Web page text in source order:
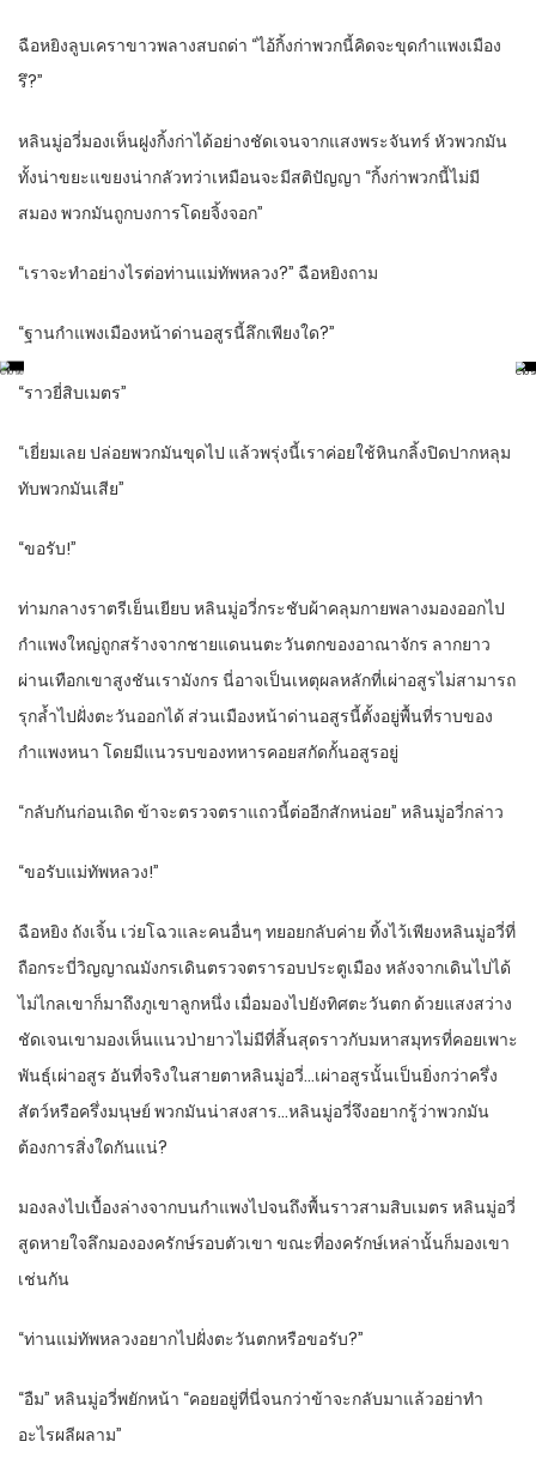
ฉือหยิงลูบเคราขาวพลางสบถด่า “ไอ้กิ้งก่าพวกนี้คิดจะขุดกำแพงเมือง
รึ?”
หลินมู่อวี่มองเห็นฝูงกิ้งก่าได้อย่างชัดเจนจากแสงพระจันทร์ หัวพวกมัน
ทั้งน่าขยะแขยงน่ากลัวทว่าเหมือนจะมีสติปัญญา “กิ้งก่าพวกนี้ไม่มี
สมอง พวกมันถูกบงการโดยจิ้งจอก”
“เราจะทำอย่างไรต่อท่านแม่ทัพหลวง?” ฉือหยิงถาม
“ฐานกำแพงเมืองหน้าด่านอสูรนี้ลึกเพียงใด?”
“ราวยี่สิบเมตร”
“เยี่ยมเลย ปล่อยพวกมันขุดไป แล้วพรุ่งนี้เราค่อยใช้หินกลิ้งปิดปากหลุม
ทับพวกมันเสีย”
“ขอรับ!”
ท่ามกลางราตรีเย็นเยียบ หลินมู่อวี่กระชับผ้าคลุมกายพลางมองออกไป
กำแพงใหญ่ถูกสร้างจากชายแดนนตะวันตกของอาณาจักร ลากยาว
ผ่านเทือกเขาสูงชันเรามังกร นี่อาจเป็นเหตุผลหลักที่เผ่าอสูรไม่สามารถ
รุกล้ำไปฝั่งตะวันออกได้ ส่วนเมืองหน้าด่านอสูรนี้ตั้งอยู่พื้นที่ราบของ
กำแพงหนา โดยมีแนวรบของทหารคอยสกัดกั้นอสูรอยู่
“กลับกันก่อนเถิด ข้าจะตรวจตราแถวนี้ต่ออีกสักหน่อย” หลินมู่อวี่กล่าว
“ขอรับแม่ทัพหลวง!”
ฉือหยิง ถังเจิ้น เว่ยโฉวและคนอื่นๆ ทยอยกลับค่าย ทิ้งไว้เพียงหลินมู่อวี่ที่
ถือกระบี่วิญญาณมังกรเดินตรวจตรารอบประตูเมือง หลังจากเดินไปได้
ไม่ไกลเขาก็มาถึงภูเขาลูกหนึ่ง เมื่อมองไปยังทิศตะวันตก ด้วยแสงสว่าง
ชัดเจนเขามองเห็นแนวป่ายาวไม่มีที่สิ้นสุดราวกับมหาสมุทรที่คอยเพาะ
พันธุ์เผ่าอสูร อันที่จริงในสายตาหลินมู่อวี่…เผ่าอสูรนั้นเป็นยิ่งกว่าครึ่ง
สัตว์หรือครึ่งมนุษย์ พวกมันน่าสงสาร…หลินมู่อวี่จึงอยากรู้ว่าพวกมัน
ต้องการสิ่งใดกันแน่?
มองลงไปเบื้องล่างจากบนกำแพงไปจนถึงพื้นราวสามสิบเมตร หลินมู่อวี่
สูดหายใจลึกมององครักษ์รอบตัวเขา ขณะที่องครักษ์เหล่านั้นก็มองเขา
เช่นกัน
“ท่านแม่ทัพหลวงอยากไปฝั่งตะวันตกหรือขอรับ?”
“อืม” หลินมู่อวี่พยักหน้า “คอยอยู่ที่นี่จนกว่าข้าจะกลับมาแล้วอย่าทำ
อะไรผลีผลาม”